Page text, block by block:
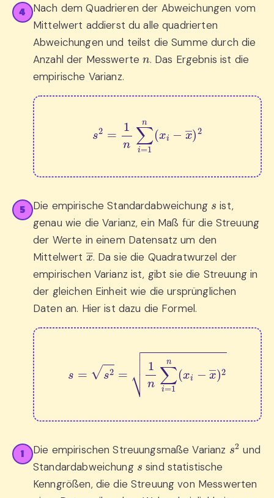
4
Nach dem Quadrieren der Abweichungen vom
Mittelwert addierst du alle quadrierten
Abweichungen und teilst die Summe durch die
Anzahl der Messwerte . Das Ergebnis ist die
empirische Varianz.
∑ =1
5 Die empirische Standardabweichung
ist,
genau wie die Varianz, ein Maß für die Streuung
der Werte in einem Datensatz um den
Mittelwert x―. Da sie die Quadratwurzel der
empirischen Varianz ist, gibt sie die Streuung in
der gleichen Einheit wie die ursprünglichen
Daten an. Hier ist dazu die Formel.
i=1n(xi−x―)2
1 Die empirischen Streuungsmaße Varianz s2 und
Standardabweichung
sind statistische
Kenngrößen, die die Streuung von Messwerten